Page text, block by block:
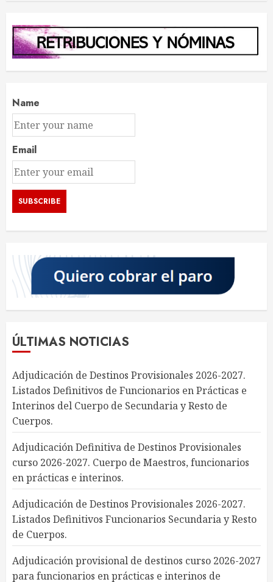
Name
Email
ÚLTIMAS NOTICIAS
Adjudicación de Destinos Provisionales 2026-2027.
Listados Definitivos de Funcionarios en Prácticas e
Interinos del Cuerpo de Secundaria y Resto de
Cuerpos.
Adjudicación Definitiva de Destinos Provisionales
curso 2026-2027. Cuerpo de Maestros, funcionarios
en prácticas e interinos.
Adjudicación de Destinos Provisionales 2026-2027.
Listados Definitivos Funcionarios Secundaria y Resto
de Cuerpos.
Adjudicación provisional de destinos curso 2026-2027
para funcionarios en prácticas e interinos de